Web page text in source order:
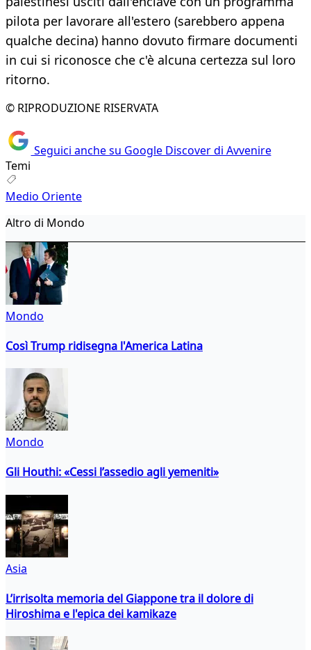
pilota per lavorare all'estero (sarebbero appena
qualche decina) hanno dovuto firmare documenti
in cui si riconosce che c'è alcuna certezza sul loro
ritorno.
© RIPRODUZIONE RISERVATA
Seguici anche su Google Discover di Avvenire
Temi
Medio Oriente
Altro di Mondo
Mondo
Così Trump ridisegna l'America Latina
Mondo
Gli Houthi: «Cessi l’assedio agli yemeniti»
Asia
L’irrisolta memoria del Giappone tra il dolore di
Hiroshima e l'epica dei kamikaze